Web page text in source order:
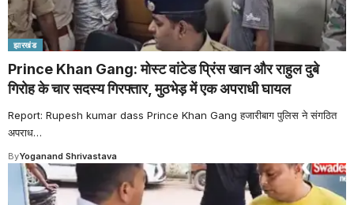
झारखंड
Prince Khan Gang: मोस्ट वांटेड प्रिंस खान और राहुल दुबे
गिरोह के चार सदस्य गिरफ्तार, मुठभेड़ में एक अपराधी घायल
Report: Rupesh kumar dass Prince Khan Gang हजारीबाग पुलिस ने संगठित
अपराध…
ByYoganand Shrivastava